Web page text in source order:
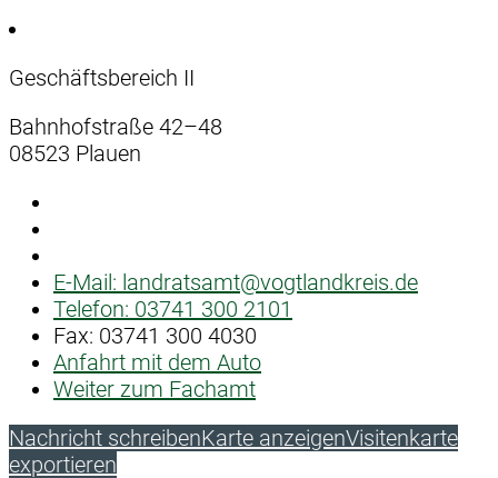
Geschäftsbereich II
Bahnhofstraße 42–48
08523 Plauen
E-Mail: landratsamt@vogtlandkreis.de
Telefon: 03741 300 2101
Fax: 03741 300 4030
Anfahrt mit dem Auto
Weiter zum Fachamt
Nachricht schreibenKarte anzeigenVisitenkarte
exportieren